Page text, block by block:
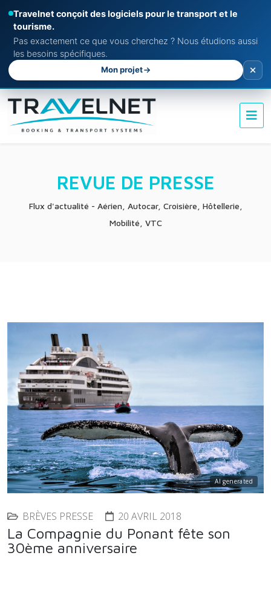
Travelnet conçoit des logiciels pour le transport et le
tourisme.
Pas exactement ce que vous cherchez ? Nous étudions aussi
les besoins spécifiques.
Mon projet
REVUE DE PRESSE
Flux d'actualité - Aérien, Autocar, Croisière, Hôtellerie,
Mobilité, VTC
AI generated
BRÈVES PRESSE 20 AVRIL 2018
La Compagnie du Ponant fête son
30ème anniversaire